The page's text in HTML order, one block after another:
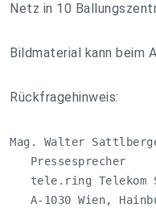
Netz in 10
Bildmaterial kann beim
Rückfragehinweis:
Mag. Walter
   Pressesprecher
tele.ring Telekom
A-1030 Wien,